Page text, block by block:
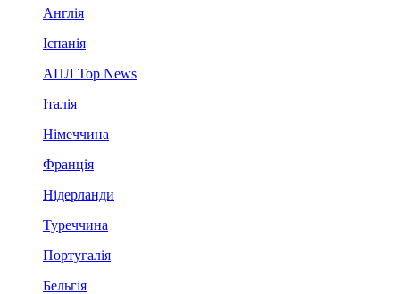
Англія
Іспанія
АПЛ Top News
Італія
Німеччина
Франція
Нідерланди
Туреччина
Португалія
Бельгія